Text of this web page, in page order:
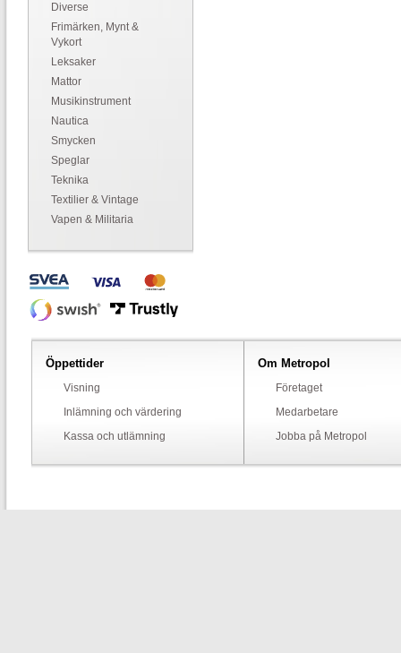
Diverse
Frimärken, Mynt &
Vykort
Leksaker
Mattor
Musikinstrument
Nautica
Smycken
Speglar
Teknika
Textilier & Vintage
Vapen & Militaria
Öppettider
Visning
Inlämning och värdering
Kassa och utlämning
Om Metropol
Företaget
Medarbetare
Jobba på Metropol